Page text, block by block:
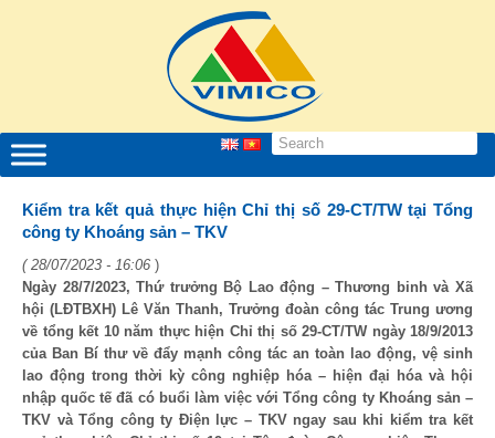
Kiểm tra kết quả thực hiện Chỉ thị số 29-CT/TW tại Tổng
công ty Khoáng sản – TKV
( 28/07/2023 - 16:06 )
Ngày 28/7/2023, Thứ trưởng Bộ Lao động – Thương binh và Xã
hội (LĐTBXH) Lê Văn Thanh, Trưởng đoàn công tác Trung ương
về tổng kết 10 năm thực hiện Chỉ thị số 29-CT/TW ngày 18/9/2013
của Ban Bí thư về đẩy mạnh công tác an toàn lao động, vệ sinh
lao động trong thời kỳ công nghiệp hóa – hiện đại hóa và hội
nhập quốc tế đã có buổi làm việc với Tổng công ty Khoáng sản –
TKV và Tổng công ty Điện lực – TKV ngay sau khi kiểm tra kết